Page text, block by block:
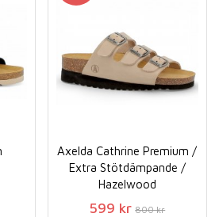
Axelda Cathrine Premium /
Extra Stötdämpande /
Hazelwood
599 kr 800 kr